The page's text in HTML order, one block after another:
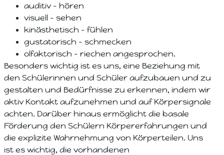
auditiv – hören
visuell – sehen
kinästhetisch – fühlen
gustatorisch – schmecken
olfaktorisch – riechen angesprochen.
Besonders wichtig ist es uns, eine Beziehung mit
den Schülerinnen und Schüler aufzubauen und zu
gestalten und Bedürfnisse zu erkennen, indem wir
aktiv Kontakt aufzunehmen und auf Körpersignale
achten. Darüber hinaus ermöglicht die basale
Förderung den Schülern Körpererfahrungen und
die explizite Wahrnehmung von Körperteilen. Uns
ist es wichtig, die vorhandenen